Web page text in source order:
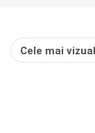
Cele mai